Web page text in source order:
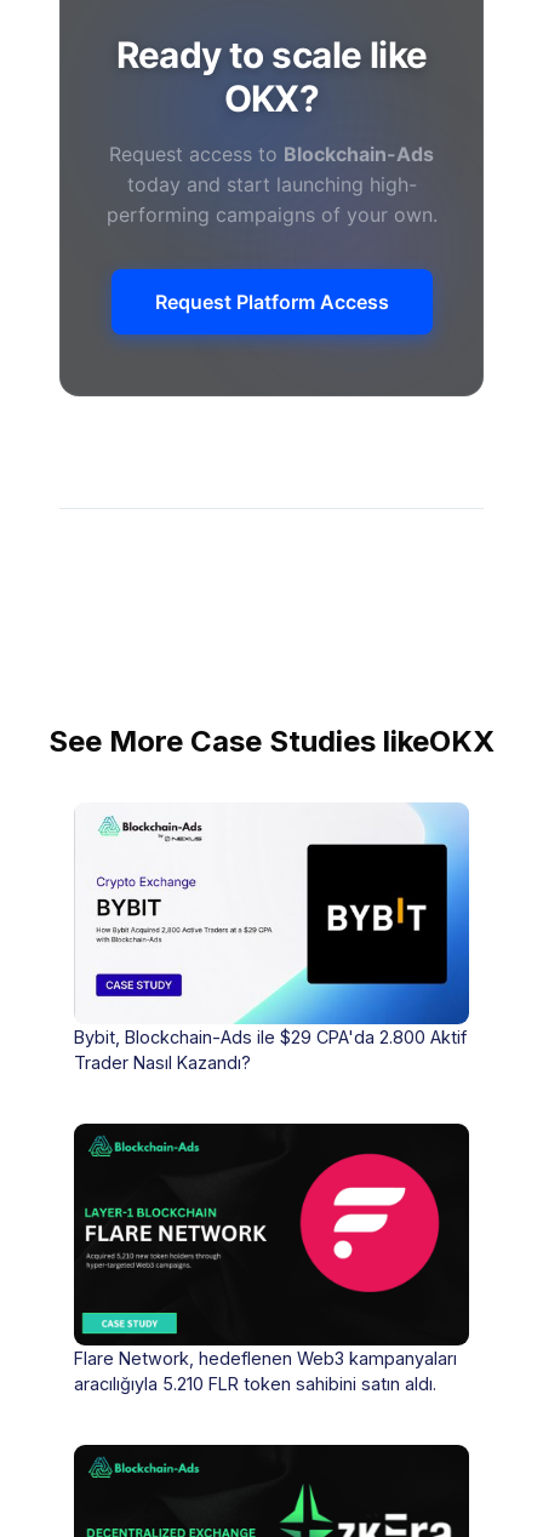
Ready to scale like
OKX?
Request access to Blockchain-Ads
today and start launching high-
performing campaigns of your own.
Request Platform Access
See More Case Studies likeOKX
Bybit, Blockchain-Ads ile $29 CPA'da 2.800 Aktif
Trader Nasıl Kazandı?
Flare Network, hedeflenen Web3 kampanyaları
aracılığıyla 5.210 FLR token sahibini satın aldı.